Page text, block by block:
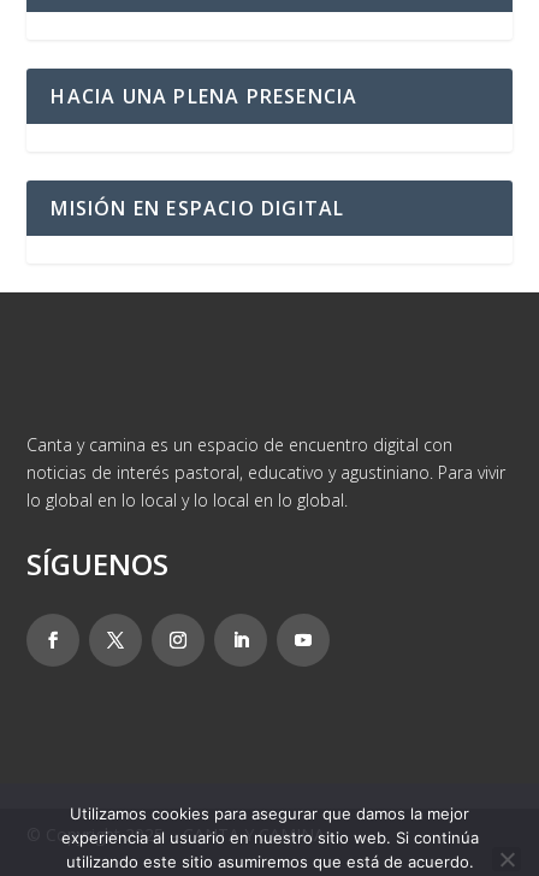
HACIA UNA PLENA PRESENCIA
MISIÓN EN ESPACIO DIGITAL
Canta y camina es un espacio de encuentro digital con
noticias de interés pastoral, educativo y agustiniano. Para vivir
lo global en lo local y lo local en lo global.
SÍGUENOS
© Copyright 2025 – CANTA Y CAMINA
Utilizamos cookies para asegurar que damos la mejor
experiencia al usuario en nuestro sitio web. Si continúa
utilizando este sitio asumiremos que está de acuerdo.